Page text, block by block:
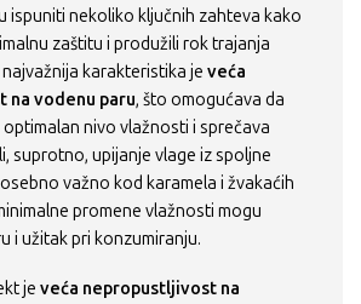
ispuniti nekoliko ključnih zahteva kako
zaštitu i produžili rok trajanja
karakteristika je veća
na vodenu paru, što omogućava da
nivo vlažnosti i sprečava
suprotno, upijanje vlage iz spoljne
važno kod karamela i žvakaćih
promene vlažnosti mogu
i užitak pri konzumiranju.
je veća nepropustljivost na